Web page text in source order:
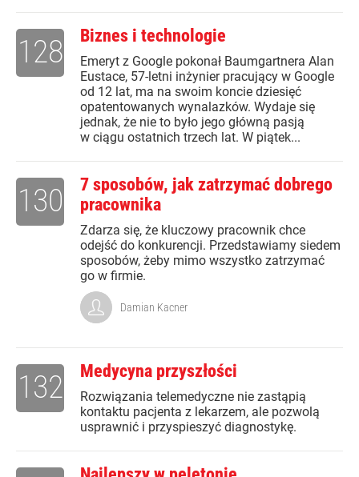
Biznes i technologie
Emeryt z Google pokonał Baumgartnera Alan
Eustace, 57-letni inżynier pracujący w Google
od 12 lat, ma na swoim koncie dziesięć
opatentowanych wynalazków. Wydaje się
jednak, że nie to było jego główną pasją
w ciągu ostatnich trzech lat. W piątek...
128
7 sposobów, jak zatrzymać dobrego
pracownika
Zdarza się, że kluczowy pracownik chce
odejść do konkurencji. Przedstawiamy siedem
sposobów, żeby mimo wszystko zatrzymać
go w firmie.
130
Damian Kacner
Medycyna przyszłości
Rozwiązania telemedyczne nie zastąpią
kontaktu pacjenta z lekarzem, ale pozwolą
usprawnić i przyspieszyć diagnostykę.
132